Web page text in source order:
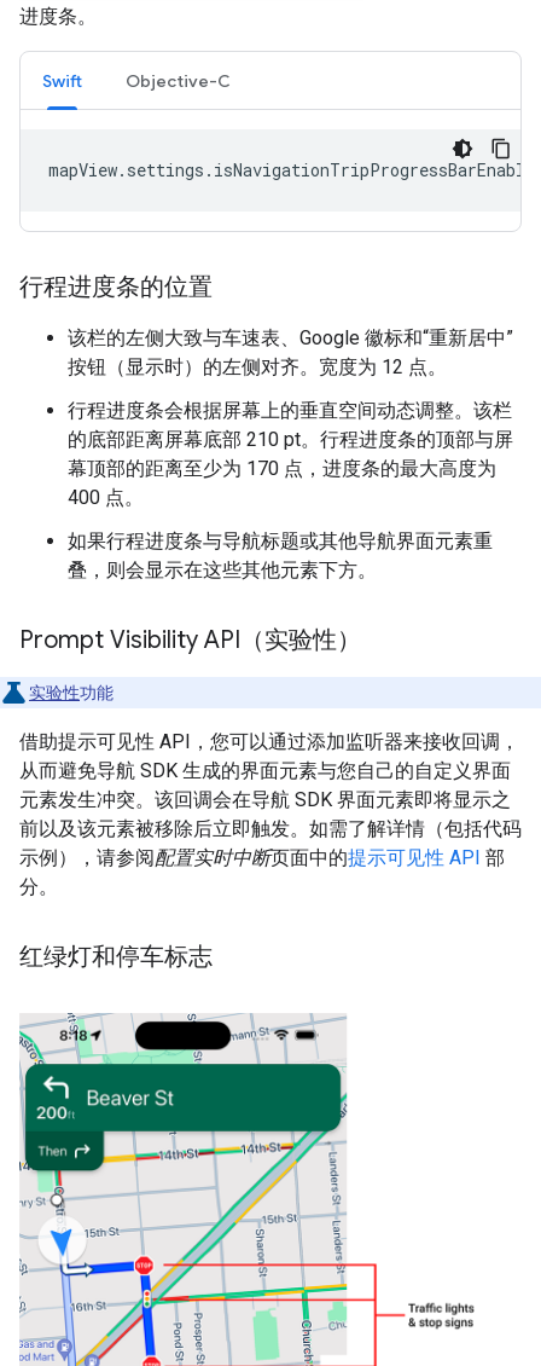
进度条。
Swift Objective-C
mapView. settings .
行程进度条的位置
该栏的左侧大致与车速表、Google 徽标和“重新居中”
按钮（显示时）的左侧对齐。宽度为 12 点。
行程进度条会根据屏幕上的垂直空间动态调整。该栏
的底部距离屏幕底部 210 pt。行程进度条的顶部与屏
幕顶部的距离至少为 170 点，进度条的最大高度为
400 点。
如果行程进度条与导航标题或其他导航界面元素重
叠，则会显示在这些其他元素下方。
Prompt Visibility API（实验性）
实验性功能
借助提示可见性 API，您可以通过添加监听器来接收回调，
从而避免导航 SDK 生成的界面元素与您自己的自定义界面
元素发生冲突。该回调会在导航 SDK 界面元素即将显示之
前以及该元素被移除后立即触发。如需了解详情（包括代码
示例），请参阅配置实时中断页面中的提示可见性 API 部
分。
红绿灯和停车标志